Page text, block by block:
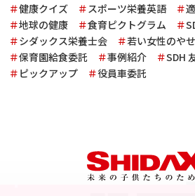
健康クイズ
スポーツ栄養英語
地球の健康
食育ピクトグラム
シダックス栄養士会
若い女性のやせ
保育園給食委託
事例紹介 SDH
ピックアップ
役員車委託